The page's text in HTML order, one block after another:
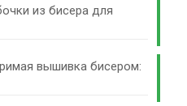
из бисера для
вышивка бисером: